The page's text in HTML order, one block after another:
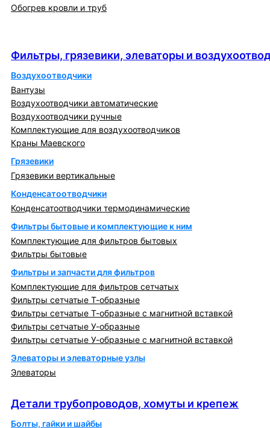
Обогрев кровли и труб
Фильтры, грязевики, элеваторы и
Воздухоотводчики
Вантузы
Воздухоотводчики автоматические
Воздухоотводчики ручные
Комплектующие для воздухоотводчиков
Краны Маевского
Грязевики
Грязевики вертикальные
Конденсатоотводчики
Конденсатоотводчики термодинамические
Фильтры бытовые и комплектующие к ним
Комплектующие для фильтров бытовых
Фильтры бытовые
Фильтры и запчасти для фильтров
Комплектующие для фильтров сетчатых
Фильтры сетчатые Т-образные
Фильтры сетчатые Т-образные с магнитной вставкой
Фильтры сетчатые У-образные
Фильтры сетчатые У-образные с магнитной вставкой
Элеваторы и элеваторные узлы
Элеваторы
Детали трубопроводов, хомуты и крепеж
Болты, гайки и шайбы